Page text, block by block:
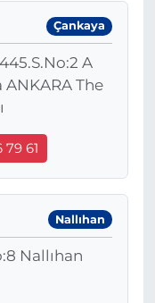
Çankaya
A
The
79 61
Nallıhan
Nallıhan